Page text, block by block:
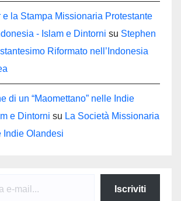
e la Stampa Missionaria Protestante
- Islam e Dintorni su Stephen
Riformato nell’Indonesia
di un “Maomettano” nelle Indie
e Dintorni su La Società Missionaria
Indie Olandesi
Iscriviti